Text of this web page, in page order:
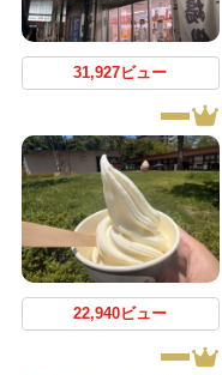
31,927ビュー
22,940ビュー